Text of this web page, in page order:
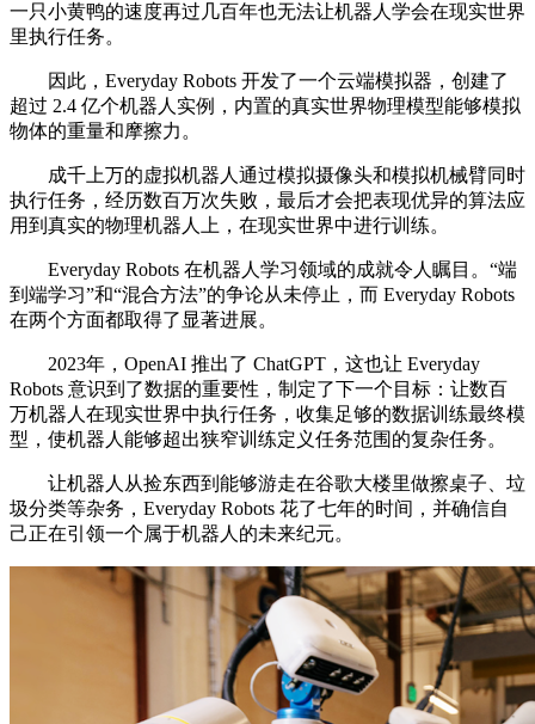
一只小黄鸭的速度再过几百年也无法让机器人学会在现实世界
里执行任务。
因此，Everyday Robots 开发了一个云端模拟器，创建了
超过 2.4 亿个机器人实例，内置的真实世界物理模型能够模拟
物体的重量和摩擦力。
成千上万的虚拟机器人通过模拟摄像头和模拟机械臂同时
执行任务，经历数百万次失败，最后才会把表现优异的算法应
用到真实的物理机器人上，在现实世界中进行训练。
Everyday Robots 在机器人学习领域的成就令人瞩目。“端
到端学习”和“混合方法”的争论从未停止，而 Everyday Robots
在两个方面都取得了显著进展。
2023年，OpenAI 推出了 ChatGPT，这也让 Everyday
Robots 意识到了数据的重要性，制定了下一个目标：让数百
万机器人在现实世界中执行任务，收集足够的数据训练最终模
型，使机器人能够超出狭窄训练定义任务范围的复杂任务。
让机器人从捡东西到能够游走在谷歌大楼里做擦桌子、垃
圾分类等杂务，Everyday Robots 花了七年的时间，并确信自
己正在引领一个属于机器人的未来纪元。